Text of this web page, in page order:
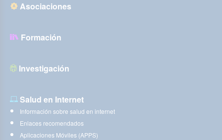
Asociaciones
Formación
Investigación
Salud en Internet
Información sobre salud en internet
Enlaces recomendados
Aplicaciones Móviles (APPS)